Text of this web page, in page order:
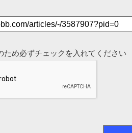
ため必ずチェックを入れてください